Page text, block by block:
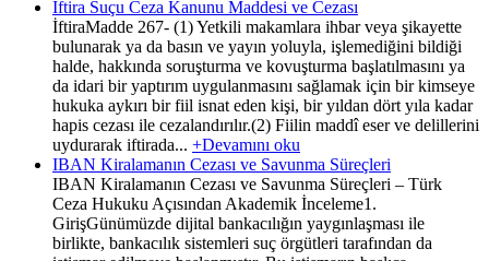
İftira Suçu Ceza Kanunu Maddesi ve Cezası
İftiraMadde 267- (1) Yetkili makamlara ihbar veya şikayette
bulunarak ya da basın ve yayın yoluyla, işlemediğini bildiği
halde, hakkında soruşturma ve kovuşturma başlatılmasını ya
da idari bir yaptırım uygulanmasını sağlamak için bir kimseye
hukuka aykırı bir fiil isnat eden kişi, bir yıldan dört yıla kadar
hapis cezası ile cezalandırılır.(2) Fiilin maddî eser ve delillerini
uydurarak iftirada... +Devamını oku
IBAN Kiralamanın Cezası ve Savunma Süreçleri
IBAN Kiralamanın Cezası ve Savunma Süreçleri – Türk
Ceza Hukuku Açısından Akademik İnceleme1.
GirişGünümüzde dijital bankacılığın yaygınlaşması ile
birlikte, bankacılık sistemleri suç örgütleri tarafından da